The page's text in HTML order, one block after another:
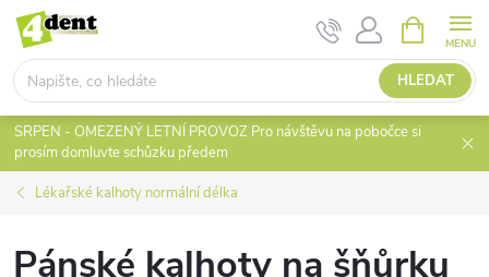
Přejít
obsah
HLEDAT
NÁKUPNÍ
KOŠÍK
SRPEN - OMEZENÝ LETNÍ PROVOZ Pro návštěvu na pobočce si
prosím domluvte schůzku předem
Lékařské kalhoty normální délka
Pánské kalhoty na šňůrku